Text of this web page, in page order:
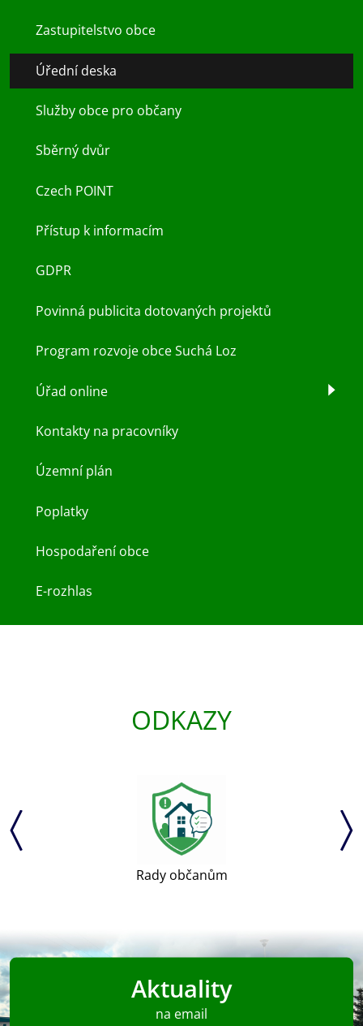
Zastupitelstvo obce
Úřední deska
Služby obce pro občany
Sběrný dvůr
Czech POINT
Přístup k informacím
GDPR
Povinná publicita dotovaných projektů
Program rozvoje obce Suchá Loz
Úřad online
Kontakty na pracovníky
Územní plán
Poplatky
Hospodaření obce
E-rozhlas
ODKAZY
Rady občanům
Aktuality
na email